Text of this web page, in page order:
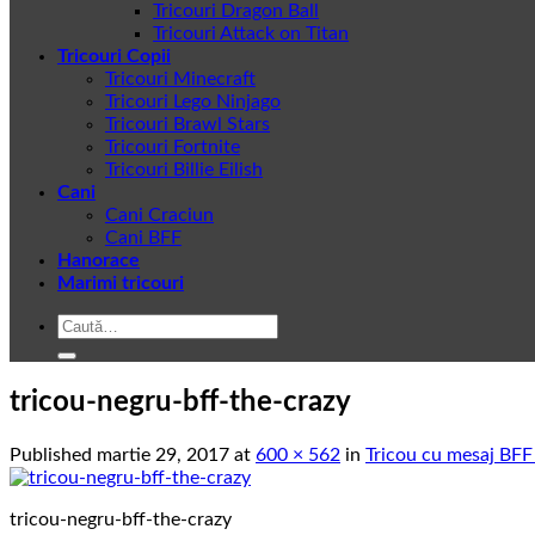
Tricouri Dragon Ball
Tricouri Attack on Titan
Tricouri Copii
Tricouri Minecraft
Tricouri Lego Ninjago
Tricouri Brawl Stars
Tricouri Fortnite
Tricouri Billie Eilish
Cani
Cani Craciun
Cani BFF
Hanorace
Marimi tricouri
Caută
tricou-negru-bff-the-crazy
Published martie 29, 2017 at 600 × 562 in Tricou cu mesaj
tricou-negru-bff-the-crazy